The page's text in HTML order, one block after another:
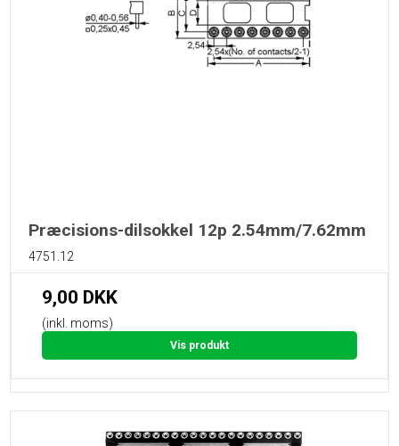
Præcisions-dilsokkel 12p 2.54mm/7.62mm
4751.12
9,00 DKK
(inkl. moms)
Vis produkt